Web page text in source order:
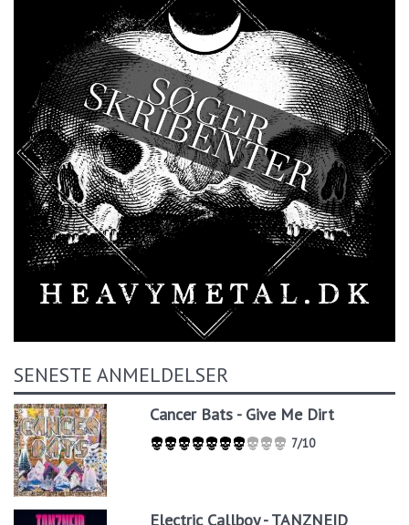
SENESTE ANMELDELSER
Cancer Bats - Give Me Dirt
7/10
Electric Callboy - TANZNEID